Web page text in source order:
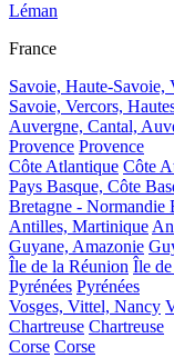
Léman
France
Savoie, Haute-Savoie,
Savoie, Vercors,
Auvergne, Cantal,
Provence Provence
Côte Atlantique Côte
Pays Basque, Côte
Bretagne - Normandie
Antilles, Martinique
Guyane, Amazonie
Île de la Réunion Île
Pyrénées Pyrénées
Vosges, Vittel, Nancy
Chartreuse Chartreuse
Corse Corse